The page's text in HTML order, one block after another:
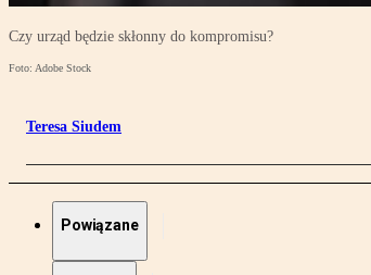
Czy urząd będzie skłonny do kompromisu?
Foto: Adobe Stock
Teresa Siudem
Powiązane